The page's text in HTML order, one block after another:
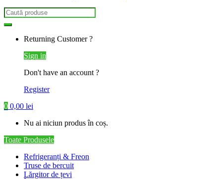
Search
for:
Returning Customer ?
Sign in
Don't have an account ?
Register
0 0,00 lei
Nu ai niciun produs în coș.
Toate Produsele
Refrigeranți & Freon
Truse de bercuit
Lărgitor de țevi